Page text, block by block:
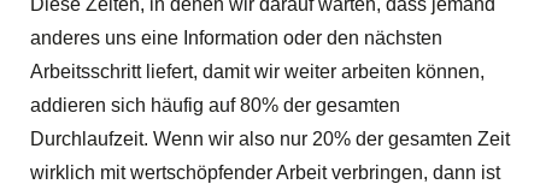
Diese Zeiten, in denen wir darauf warten, dass jemand
anderes uns eine Information oder den nächsten
Arbeitsschritt liefert, damit wir weiter arbeiten können,
addieren sich häufig auf 80% der gesamten
Durchlaufzeit. Wenn wir also nur 20% der gesamten Zeit
wirklich mit wertschöpfender Arbeit verbringen, dann ist